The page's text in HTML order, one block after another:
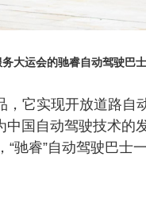
务大运会的驰睿自动驾驶巴士
，它实现开放道路
国自动驾驶技术的
驰睿”自动驾驶巴士